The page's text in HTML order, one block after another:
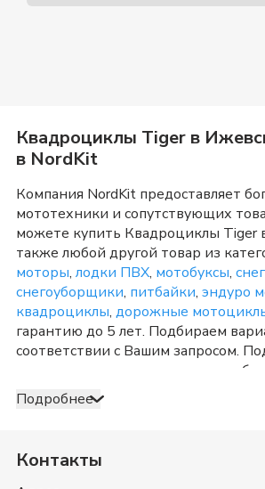
Квадроциклы Tiger в
в NordKit
Компания NordKit предоставляет
мототехники и сопутствующих
можете купить Квадроциклы Tiger
также любой другой товар из
моторы, лодки ПВХ, мотобуксы,
снегоуборщики, питбайки, эндуро
квадроциклы, дорожные
гарантию до 5 лет. Подбираем
соответствии с Вашим запросом.
консультируем и отвечаем на
телефону и в шоу-руме в
категорииКвадроциклы Tiger
Удмуртия
принимается несколькими
Подробнее
Контакты